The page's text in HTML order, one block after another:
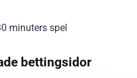
minuters spel
bettingsidor